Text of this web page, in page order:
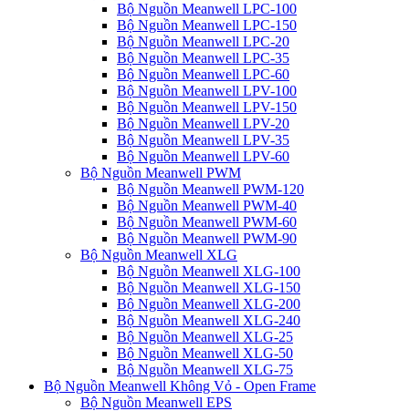
Bộ Nguồn Meanwell LPC-100
Bộ Nguồn Meanwell LPC-150
Bộ Nguồn Meanwell LPC-20
Bộ Nguồn Meanwell LPC-35
Bộ Nguồn Meanwell LPC-60
Bộ Nguồn Meanwell LPV-100
Bộ Nguồn Meanwell LPV-150
Bộ Nguồn Meanwell LPV-20
Bộ Nguồn Meanwell LPV-35
Bộ Nguồn Meanwell LPV-60
Bộ Nguồn Meanwell PWM
Bộ Nguồn Meanwell PWM-120
Bộ Nguồn Meanwell PWM-40
Bộ Nguồn Meanwell PWM-60
Bộ Nguồn Meanwell PWM-90
Bộ Nguồn Meanwell XLG
Bộ Nguồn Meanwell XLG-100
Bộ Nguồn Meanwell XLG-150
Bộ Nguồn Meanwell XLG-200
Bộ Nguồn Meanwell XLG-240
Bộ Nguồn Meanwell XLG-25
Bộ Nguồn Meanwell XLG-50
Bộ Nguồn Meanwell XLG-75
Bộ Nguồn Meanwell Không Vỏ - Open Frame
Bộ Nguồn Meanwell EPS